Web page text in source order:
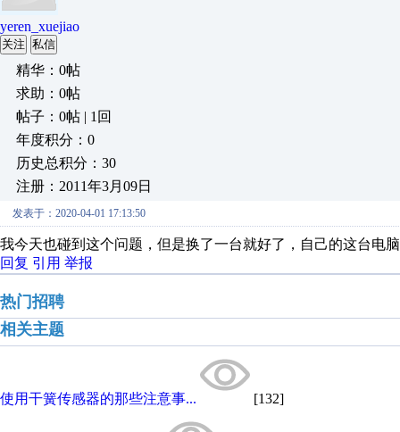
yeren_xuejiao
关注 私信
精华：0帖
求助：0帖
帖子：0帖 | 1回
年度积分：0
历史总积分：30
注册：2011年3月09日
发表于：2020-04-01 17:13:50
我今天也碰到这个问题，但是换了一台就好了，自己的这台电
回复 引用 举报
热门招聘
相关主题
使用干簧传感器的那些注意事... [132]